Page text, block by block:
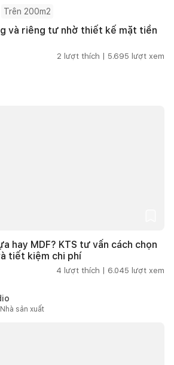
Trên 200m2
và riêng tư nhờ thiết kế mặt tiền
2 lượt thích | 5.695 lượt xem
hay MDF? KTS tư vấn cách chọn
tiết kiệm chi phí
4 lượt thích | 6.045 lượt xem
sản xuất